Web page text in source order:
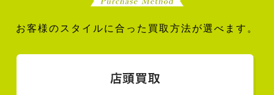
お客様のスタイルに合った買取方法が選べます。